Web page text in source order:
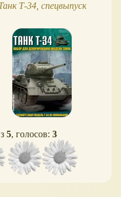
Т-34, спецвыпуск
5, голосов: 3